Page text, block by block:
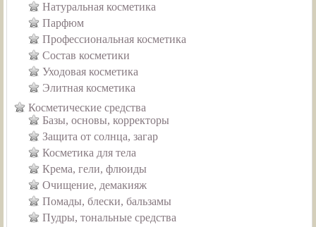
Натуральная косметика
Парфюм
Профессиональная косметика
Состав косметики
Уходовая косметика
Элитная косметика
Косметические средства
Базы, основы, корректоры
Защита от солнца, загар
Косметика для тела
Крема, гели, флюиды
Очищение, демакияж
Помады, блески, бальзамы
Пудры, тональные средства